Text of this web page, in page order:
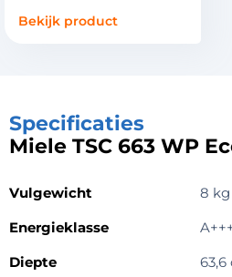
Bekijk product
Specificaties
Miele TSC 663 WP
Vulgewicht
8 kg
Energieklasse
Diepte
63,6